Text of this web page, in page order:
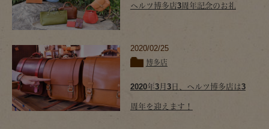
ヘルツ博多店3周年記念のお礼
2020/02/25
博多店
2020年3月3日、ヘルツ博多店は3
周年を迎えます！